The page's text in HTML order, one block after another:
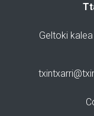
Geltoki